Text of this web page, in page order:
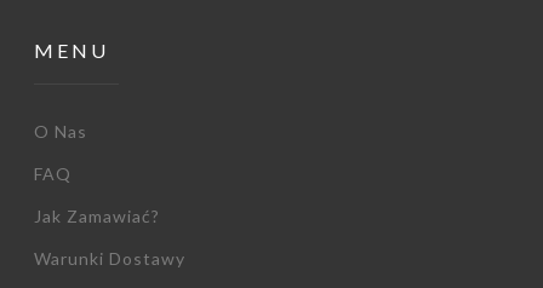
MENU
O Nas
FAQ
Jak Zamawiać?
Warunki Dostawy